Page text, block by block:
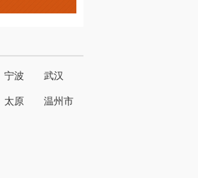
宁波 武汉
太原 温州市